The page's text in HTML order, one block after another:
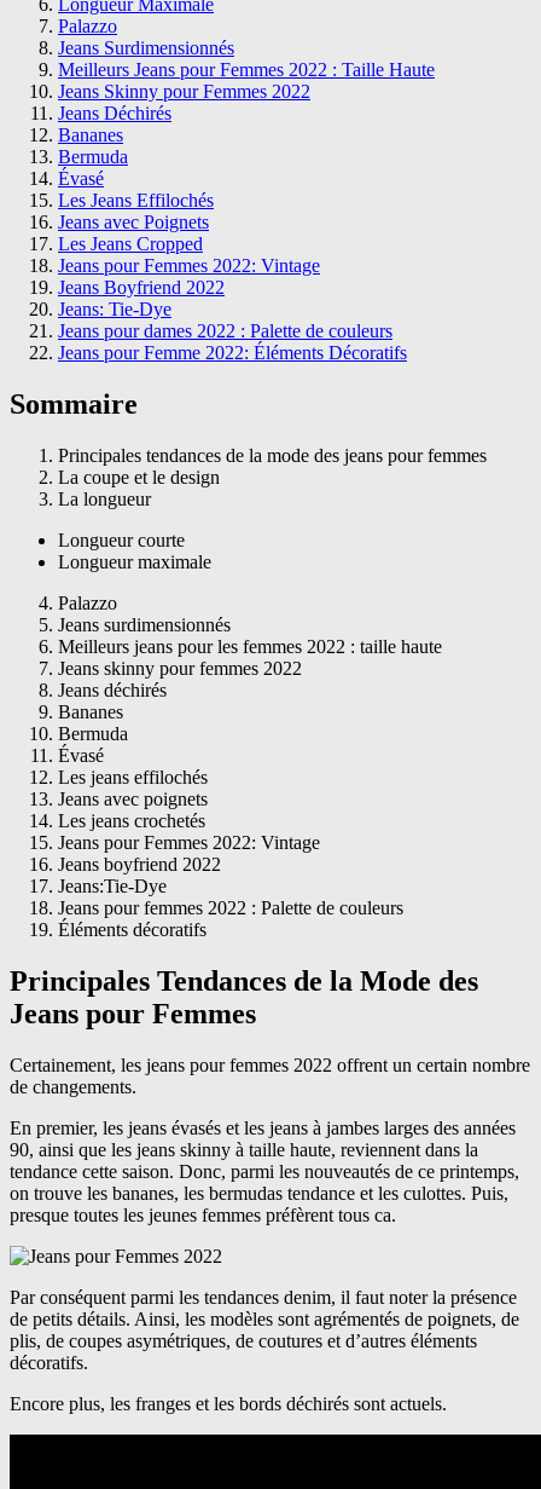
Longueur Maximale
Palazzo
Jeans Surdimensionnés
Meilleurs Jeans pour Femmes 2022 : Taille Haute
Jeans Skinny pour Femmes 2022
Jeans Déchirés
Bananes
Bermuda
Évasé
Les Jeans Effilochés
Jeans avec Poignets
Les Jeans Cropped
Jeans pour Femmes 2022: Vintage
Jeans Boyfriend 2022
Jeans: Tie-Dye
Jeans pour dames 2022 : Palette de couleurs
Jeans pour Femme 2022: Éléments Décoratifs
Sommaire
Principales tendances de la mode des jeans pour femmes
La coupe et le design
La longueur
Longueur courte
Longueur maximale
Palazzo
Jeans surdimensionnés
Meilleurs jeans pour les femmes 2022 : taille haute
Jeans skinny pour femmes 2022
Jeans déchirés
Bananes
Bermuda
Évasé
Les jeans effilochés
Jeans avec poignets
Les jeans crochetés
Jeans pour Femmes 2022: Vintage
Jeans boyfriend 2022
Jeans:Tie-Dye
Jeans pour femmes 2022 : Palette de couleurs
Éléments décoratifs
Principales Tendances de la Mode des
Jeans pour Femmes
Certainement, les jeans pour femmes 2022 offrent un certain nombre
de changements.
En premier, les jeans évasés et les jeans à jambes larges des années
90, ainsi que les jeans skinny à taille haute, reviennent dans la
tendance cette saison. Donc, parmi les nouveautés de ce printemps,
on trouve les bananes, les bermudas tendance et les culottes. Puis,
presque toutes les jeunes femmes préfèrent tous ca.
Par conséquent parmi les tendances denim, il faut noter la présence
de petits détails. Ainsi, les modèles sont agrémentés de poignets, de
plis, de coupes asymétriques, de coutures et d’autres éléments
décoratifs.
Encore plus, les franges et les bords déchirés sont actuels.